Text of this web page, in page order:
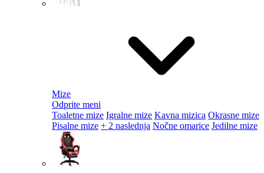
Mize
Odprite meni
Toaletne mize Igralne mize Kavna mizica Okrasne mize
Pisalne mize + 2 naslednja Nočne omarice Jedilne mize